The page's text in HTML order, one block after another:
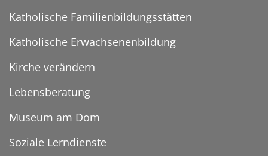
Katholische Familienbildungsstätten
Katholische Erwachsenenbildung
Kirche verändern
Lebensberatung
Museum am Dom
Soziale Lerndienste